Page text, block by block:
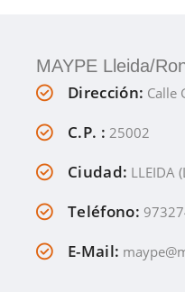
MAYPE Lleida/
Dirección: Calle
C.P. : 25002
Ciudad: LLEIDA
Teléfono:
E-Mail: